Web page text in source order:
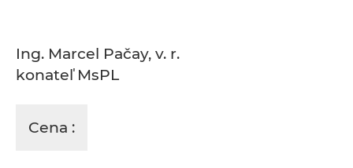
Ing. Marcel Pačay, v. r.
konateľ MsPL
Cena :